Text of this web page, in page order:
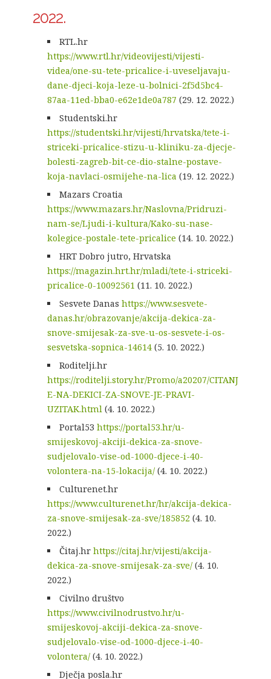
2022.
RTL.hr
https://www.rtl.hr/videovijesti/vijesti-
videa/one-su-tete-pricalice-i-uveseljavaju-
dane-djeci-koja-leze-u-bolnici-2f5d5bc4-
87aa-11ed-bba0-e62e1de0a787 (29. 12. 2022.)
Studentski.hr
https://studentski.hr/vijesti/hrvatska/tete-i-
striceki-pricalice-stizu-u-kliniku-za-djecje-
bolesti-zagreb-bit-ce-dio-stalne-postave-
koja-navlaci-osmijehe-na-lica (19. 12. 2022.)
Mazars Croatia
https://www.mazars.hr/Naslovna/Pridruzi-
nam-se/Ljudi-i-kultura/Kako-su-nase-
kolegice-postale-tete-pricalice (14. 10. 2022.)
HRT Dobro jutro, Hrvatska
https://magazin.hrt.hr/mladi/tete-i-striceki-
pricalice-0-10092561 (11. 10. 2022.)
Sesvete Danashttps://www.sesvete-
danas.hr/obrazovanje/akcija-dekica-za-
snove-smijesak-za-sve-u-os-sesvete-i-os-
sesvetska-sopnica-14614(5. 10. 2022.)
Roditelji.hr
https://roditelji.story.hr/Promo/a20207/CITANJ
E-NA-DEKICI-ZA-SNOVE-JE-PRAVI-
UZITAK.html(4. 10. 2022.)
Portal53https://portal53.hr/u-
smijeskovoj-akciji-dekica-za-snove-
sudjelovalo-vise-od-1000-djece-i-40-
volontera-na-15-lokacija/(4. 10. 2022.)
Culturenet.hr
https://www.culturenet.hr/hr/akcija-dekica-
za-snove-smijesak-za-sve/185852(4. 10.
2022.)
Čitaj.hrhttps://citaj.hr/vijesti/akcija-
dekica-za-snove-smijesak-za-sve/(4. 10.
2022.)
Civilno društvo
https://www.civilnodrustvo.hr/u-
smijeskovoj-akciji-dekica-za-snove-
sudjelovalo-vise-od-1000-djece-i-40-
volontera/(4. 10. 2022.)
Dječja posla.hr